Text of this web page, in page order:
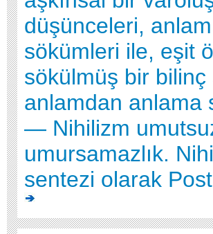
düşünceleri,
sökümleri ile, eşit
sökülmüş bir bilinç
anlamdan anlama
— Nihilizm
umursamazlık.
sentezi olarak